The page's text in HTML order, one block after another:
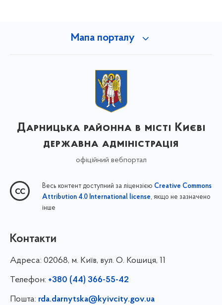
Мапа порталу
Дарницька районна в місті Києві
державна адміністрація
офіційний вебпортал
Весь контент доступний за ліцензією Creative Commons
Attribution 4.0 International license, якщо не зазначено
інше
Контакти
Адреса: 02068, м. Київ, вул. О. Кошиця, 11
Телефон: +380 (44) 366-55-42
Пошта: rda.darnytska@kyivcity.gov.ua